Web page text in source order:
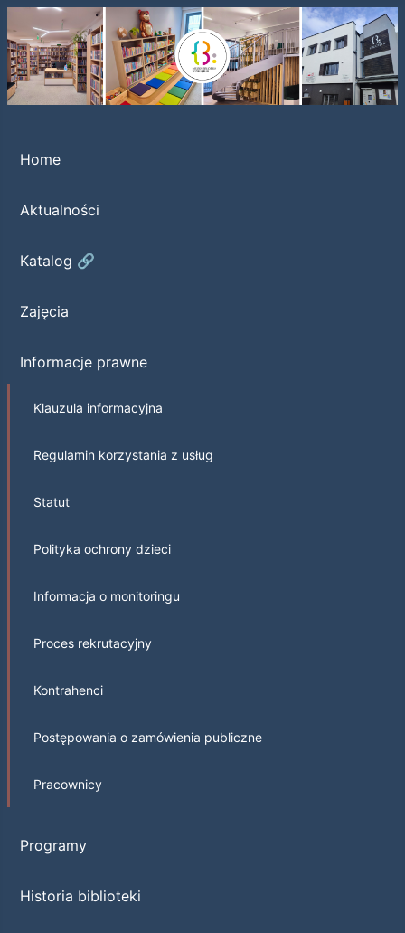
Home
Aktualności
Katalog 🔗
Zajęcia
Informacje prawne
Klauzula informacyjna
Regulamin korzystania z usług
Statut
Polityka ochrony dzieci
Informacja o monitoringu
Proces rekrutacyjny
Kontrahenci
Postępowania o zamówienia publiczne
Pracownicy
Programy
Historia biblioteki